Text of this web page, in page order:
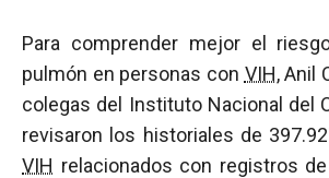
Para comprender mejor el
pulmón en personas con VIH, Anil
colegas del Instituto Nacional del
revisaron los historiales de
VIH relacionados con registros